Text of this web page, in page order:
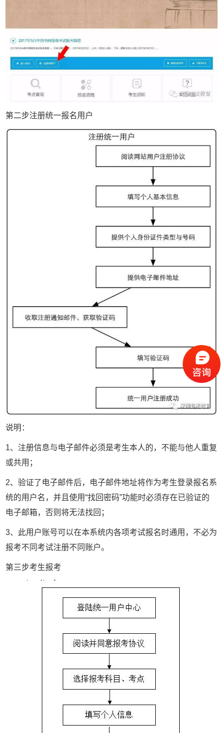
第二步注册统一报名用户
说明：
1、注册信息与电子邮件必须是考生本人的，不能与他人重复
或共用；
2、验证了电子邮件后，电子邮件地址将作为考生登录报名系
统的用户名，并且使用“找回密码”功能时必须存在已验证的
电子邮箱，否则将无法找回；
3、此用户账号可以在本系统内各项考试报名时通用，不必为
报考不同考试注册不同账户。
第三步考生报考